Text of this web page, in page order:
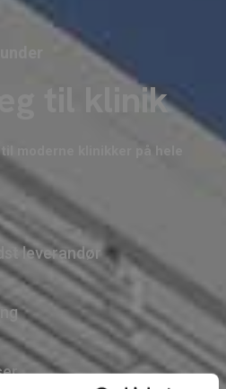
til klinik
moderne klinikker på hele
leverandør